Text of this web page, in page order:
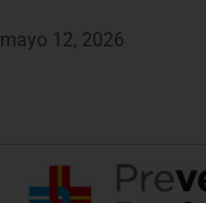
mayo 12, 2026